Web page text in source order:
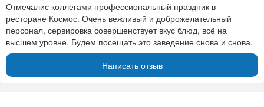
Отмечалис коллегами профессиональный праздник в
ресторане Космос. Очень вежливый и доброжелательный
персонал, сервировка совершенствует вкус блюд, всё на
высшем уровне. Будем посещать это заведение снова и снова.
Написать отзыв